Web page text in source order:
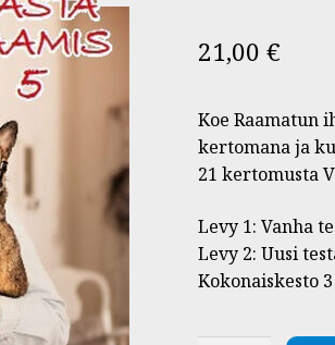
21,00 €
Koe Raamatun
kertomana ja
21 kertomusta
Levy 1: Vanha
Levy 2: Uusi
Kokonaiskesto